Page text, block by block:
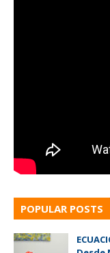
POPULAR POSTS